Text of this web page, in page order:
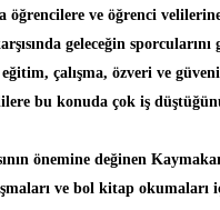
öğrencilere ve öğrenci
geleceğin
çalışma, özveri ve
bu konuda çok iş
önemine değinen
ve bol kitap okumaları